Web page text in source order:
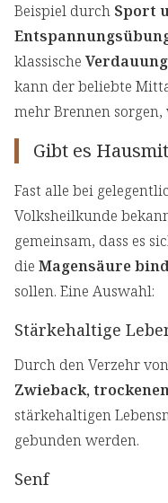
Beispiel durch Sport
klassische
kann der beliebte
mehr Brennen
Gibt es
Fast alle bei
Volksheilkunde
gemeinsam, dass es
die Magensäure
sollen. Eine Auswahl:
Stärkehaltige
Durch den Verzehr von
Zwieback,
stärkehaltigen
gebunden werden.
Senf